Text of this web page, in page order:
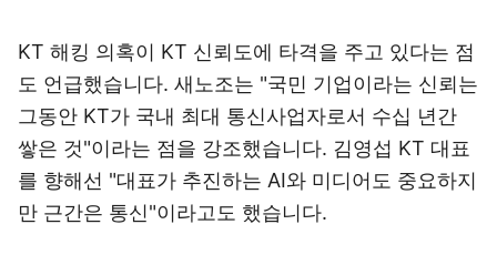
KT 해킹 의혹이 KT 신뢰도에 타격을 주고 있다는 점
도 언급했습니다. 새노조는 "국민 기업이라는 신뢰는
그동안 KT가 국내 최대 통신사업자로서 수십 년간
쌓은 것"이라는 점을 강조했습니다. 김영섭 KT 대표
를 향해선 "대표가 추진하는 AI와 미디어도 중요하지
만 근간은 통신"이라고도 했습니다.